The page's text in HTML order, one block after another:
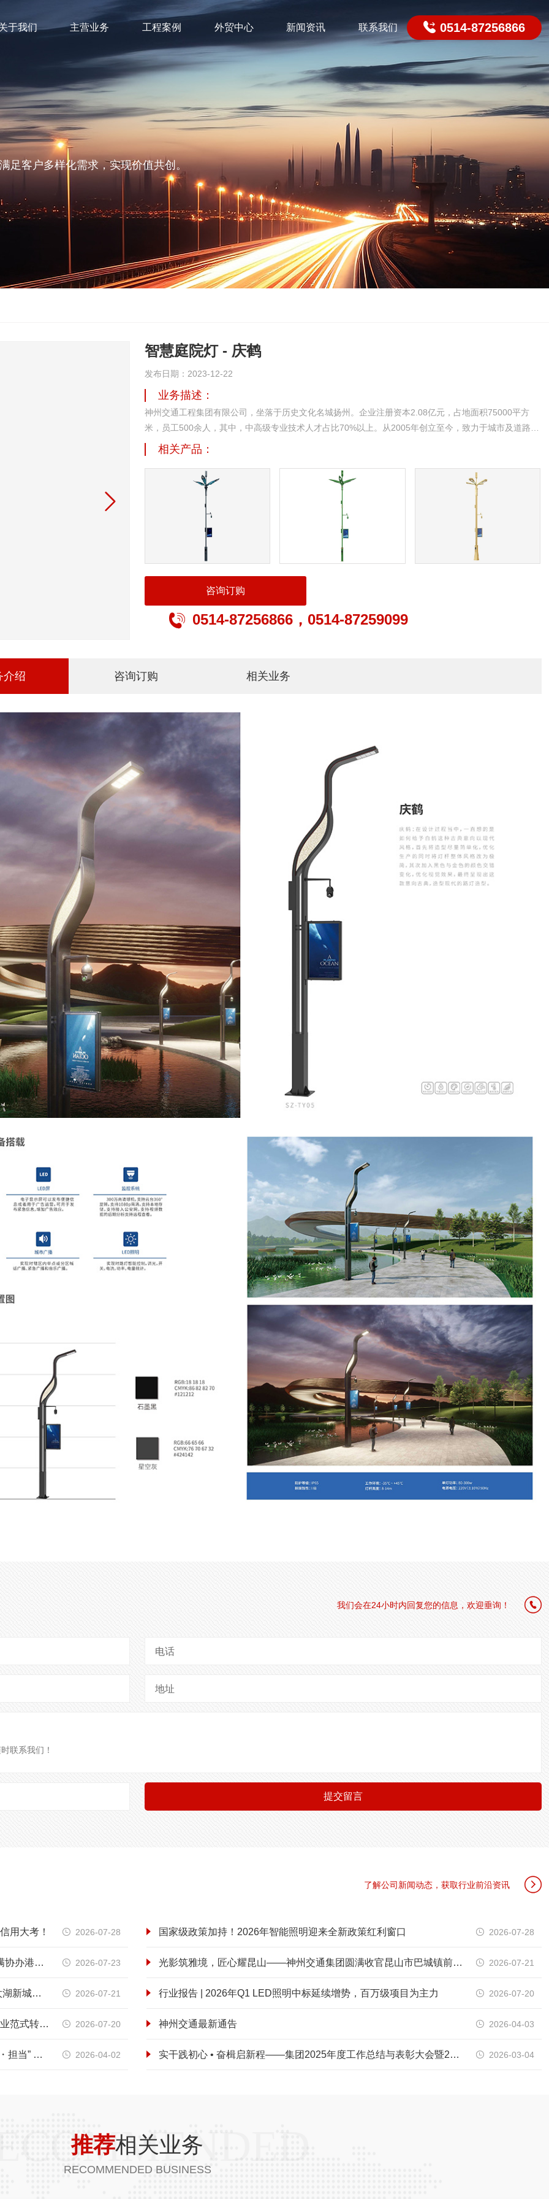
于我们 主营业务 工程案例 外贸中心 新闻资讯 联系我们  0514-87256866
足客户多样化需求，实现价值共创。

智慧庭院灯 - 庆鹤
发布日期：2023-12-22
业务描述：
神州交通工程集团有限公司，坐落于历史文化名城扬州。企业注册资本2.08亿元，占地面积75000平方
米，员工500余人，其中，中高级专业技术人才占比70%以上。从2005年创立至今，致力于城市及道路照
明、公路交通安全设施、公路交通机电工程、建筑及景观亮化、照明设计、智能安防、电子与智能化、太
阳能光伏、水景喷泉、输变电、电力承装修试、城市公交系统方案设计、产品研发、生产制造、工程管理
及运营等专业服务。
相关产品：
咨询订购
 0514-87256866，0514-87259099
介绍 咨询订购 相关业务
我们会在24小时内回复您的信息，欢迎垂询！ 
电话
地址
提交留言
了解公司新闻动态，获取行业前沿资讯 
用大考！  2026-07-28 国家级政策加持！2026年智能照明迎来全新政策红利窗口  2026-07-28
实战练兵强应急，筑牢水上施工安全防线 —— 神州交通圆满协办港航安全综合应急演练  2026-07-23 光影筑雅境，匠心耀昆山——神州交通集团圆满收官昆山市巴城镇前进西路南侧、祖冲之路东侧商住用房项目泛光照明工程  2026-07-21
光影绘新城，匠心铸标杆 ——神州交通集团圆满收官吴中太湖新城立交亮化工程  2026-07-21 行业报告 | 2026年Q1 LED照明中标延续增势，百万级项目为主力  2026-07-20
专家视角：新版国标体系下三类LED路灯技术路径对比及行业范式转型研究  2026-07-20 神州交通最新通告  2026-04-03
凝心聚力守初心 履职尽责显担当——集团召开 “忠诚・责任・担当” 全体员工大会  2026-04-02 实干践初心 • 奋楫启新程——集团2025年度工作总结与表彰大会暨2026新春启航动员大会圆满落幕  2026-03-04
推荐相关业务
RECOMMENDED BUSINESS